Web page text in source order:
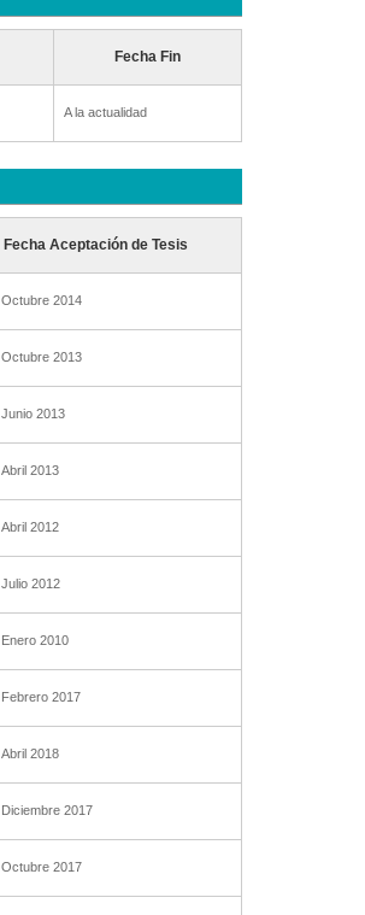
Fecha Fin
A la actualidad
Fecha Aceptación de Tesis
Octubre 2014
Octubre 2013
Junio 2013
Abril 2013
Abril 2012
Julio 2012
Enero 2010
Febrero 2017
Abril 2018
Diciembre 2017
Octubre 2017